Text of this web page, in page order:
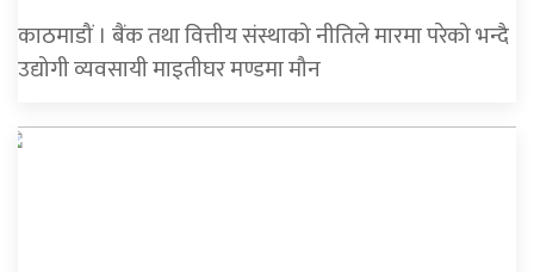
काठमाडौं । बैंक तथा वित्तीय संस्थाको नीतिले मारमा परेको भन्दै
उद्योगी व्यवसायी माइतीघर मण्डमा मौन